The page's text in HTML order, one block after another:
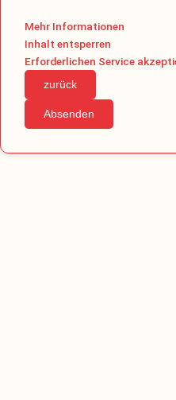
Mehr Informationen
Inhalt entsperren
Erforderlichen Service
Website
URL
zurück
Absenden